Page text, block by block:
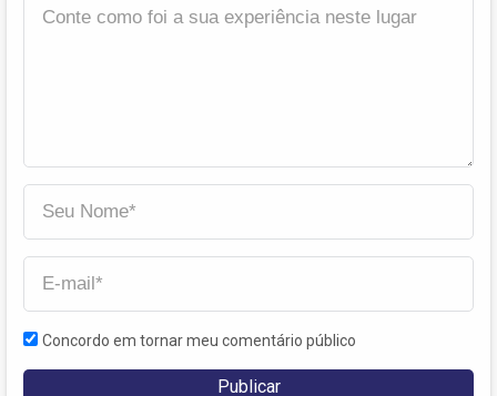
Concordo em tornar meu comentário público